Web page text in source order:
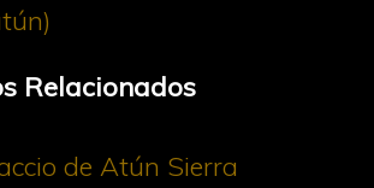
Relacionados
de Atún Sierra